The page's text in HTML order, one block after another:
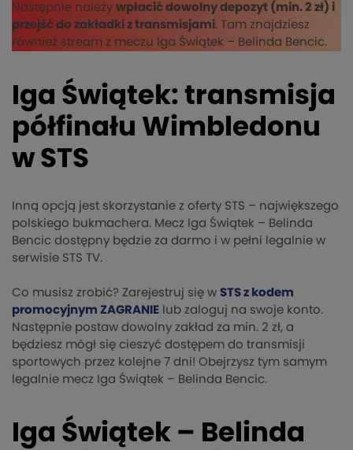
Następnie należy wpłacić dowolny depozyt (min. 2 zł) i
przejść do zakładki z transmisjami. Tam znajdziesz
również stream z meczu Iga Świątek – Belinda Bencic.
Iga Świątek: transmisja
półfinału Wimbledonu
w STS
Inną opcją jest skorzystanie z oferty STS – największego
polskiego bukmachera. Mecz Iga Świątek – Belinda
Bencic dostępny będzie za darmo i w pełni legalnie w
serwisie STS TV.
Co musisz zrobić? Zarejestruj się w STS z kodem
promocyjnym ZAGRANIE lub zaloguj na swoje konto.
Następnie postaw dowolny zakład za min. 2 zł, a
będziesz mógł się cieszyć dostępem do transmisji
sportowych przez kolejne 7 dni! Obejrzysz tym samym
legalnie mecz Iga Świątek – Belinda Bencic.
Iga Świątek – Belinda